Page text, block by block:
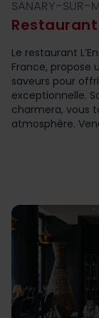
Restaurant
SANARY-SUR-
Le restaurant
France, propose
saveurs pour
exceptionnelle.
charmera, vous
atmosphère.